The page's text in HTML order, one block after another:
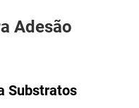
Adesão
Substratos